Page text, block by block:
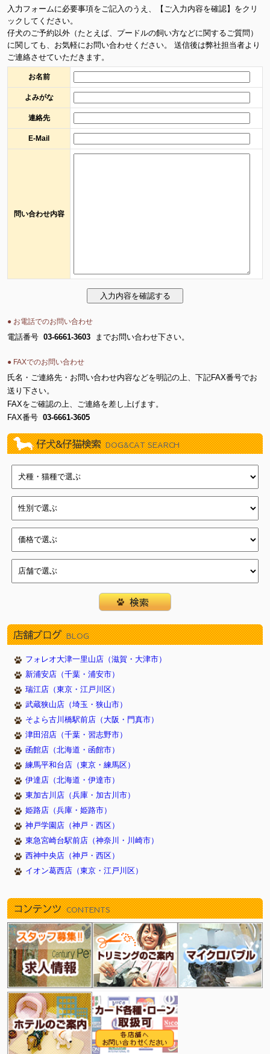
入力フォームに必要事項をご記入のうえ、【ご入力内容を確認】をクリ
ックしてください。
仔犬のご予約以外（たとえば、プードルの飼い方などに関するご質問）
に関しても、お気軽にお問い合わせください。 送信後は弊社担当者より
ご連絡させていただきます。
お名前
よみがな
連絡先
E-Mail
問い合わせ内容
● お電話でのお問い合わせ
電話番号 03-6661-3603 までお問い合わせ下さい。
● FAXでのお問い合わせ
氏名・ご連絡先・お問い合わせ内容などを明記の上、下記FAX番号でお
送り下さい。
FAXをご確認の上、ご連絡を差し上げます。
FAX番号 03-6661-3605
仔犬&仔猫検索 DOG&CAT SEARCH
店舗ブログ BLOG
フォレオ大津一里山店（滋賀・大津市）
新浦安店（千葉・浦安市）
瑞江店（東京・江戸川区）
武蔵狭山店（埼玉・狭山市）
そよら古川橋駅前店（大阪・門真市）
津田沼店（千葉・習志野市）
函館店（北海道・函館市）
練馬平和台店（東京・練馬区）
伊達店（北海道・伊達市）
東加古川店（兵庫・加古川市）
姫路店（兵庫・姫路市）
神戸学園店（神戸・西区）
東急宮崎台駅前店（神奈川・川崎市）
西神中央店（神戸・西区）
イオン葛西店（東京・江戸川区）
コンテンツ CONTENTS